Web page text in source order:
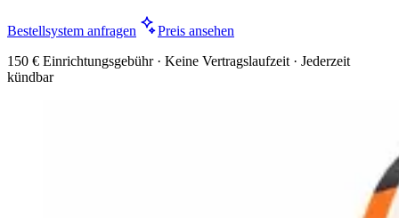
Bestellsystem anfragen
Preis ansehen
150 € Einrichtungsgebühr · Keine Vertragslaufzeit · Jederzeit
kündbar